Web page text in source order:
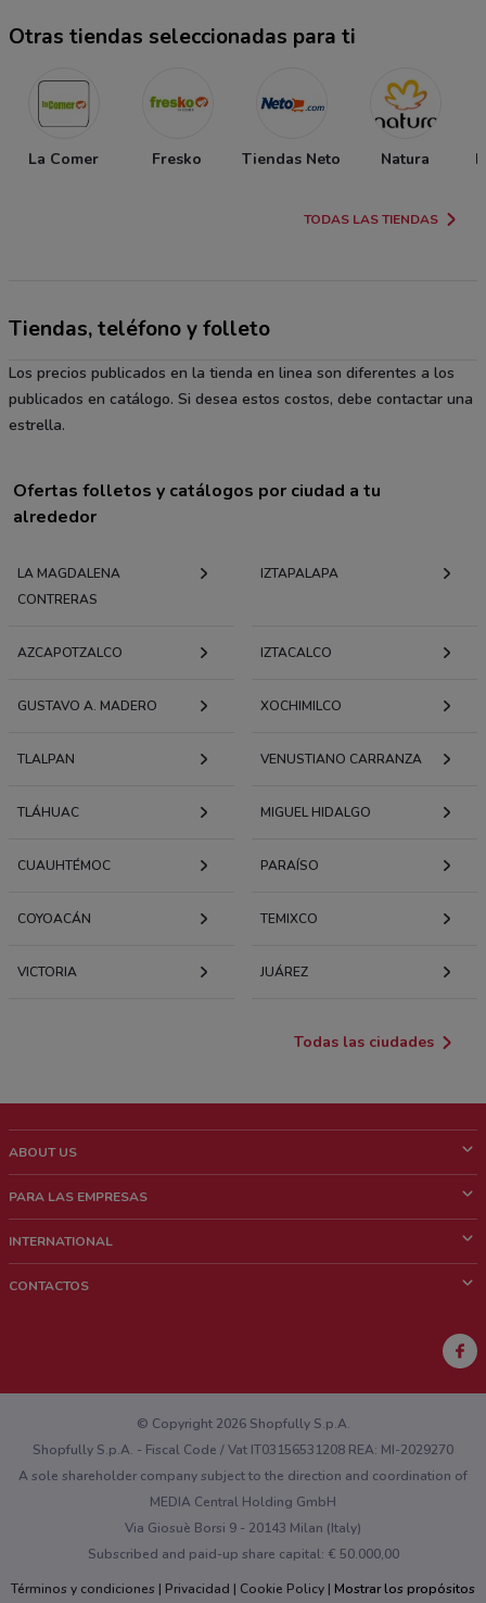
Otras tiendas seleccionadas para ti
La Comer Fresko Tiendas Neto Natura
TODAS LAS TIENDAS
Tiendas, teléfono y folleto
Los precios publicados en la tienda en linea son diferentes a los
publicados en catálogo. Si desea estos costos, debe contactar una
estrella.
Ofertas folletos y catálogos por ciudad a tu
alrededor
LA MAGDALENA
CONTRERAS
IZTAPALAPA
AZCAPOTZALCO IZTACALCO
GUSTAVO A. MADERO XOCHIMILCO
TLALPAN VENUSTIANO CARRANZA
TLÁHUAC MIGUEL HIDALGO
CUAUHTÉMOC PARAÍSO
COYOACÁN TEMIXCO
VICTORIA JUÁREZ
Todas las ciudades
ABOUT US
¿Quiénes Somos?
Trabaja con nosotros
PARA LAS EMPRESAS
Contacto comercial
INTERNATIONAL
CONTACTOS
¿Encontraste un problema en la web o en la aplicación?
© Copyright 2026 Shopfully S.p.A.
Shopfully S.p.A. - Fiscal Code / Vat IT03156531208 REA: MI-2029270
A sole shareholder company subject to the direction and coordination of
MEDIA Central Holding GmbH
Via Giosuè Borsi 9 - 20143 Milan (Italy)
Subscribed and paid-up share capital: € 50.000,00
Términos y condiciones
Privacidad Cookie Policy Mostrar los propósitos